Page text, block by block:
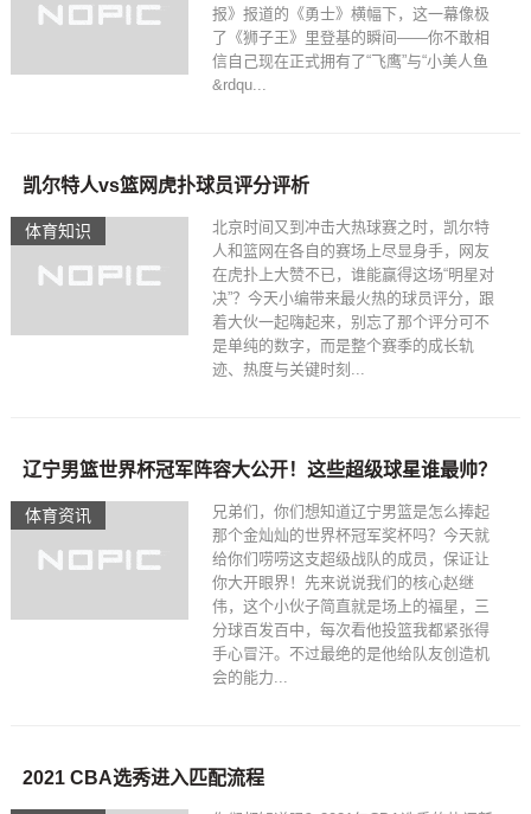
报》报道的《勇士》横幅下，这一幕像极
了《狮子王》里登基的瞬间——你不敢相
信自己现在正式拥有了“飞鹰”与“小美人鱼
&rdqu...
体育知识
凯尔特人vs篮网虎扑球员评分评析
北京时间又到冲击大热球赛之时，凯尔特
人和篮网在各自的赛场上尽显身手，网友
在虎扑上大赞不已，谁能赢得这场“明星对
决”？今天小编带来最火热的球员评分，跟
着大伙一起嗨起来，别忘了那个评分可不
是单纯的数字，而是整个赛季的成长轨
迹、热度与关键时刻...
体育资讯
辽宁男篮世界杯冠军阵容大公开！这些超级球星谁最帅？
兄弟们，你们想知道辽宁男篮是怎么捧起
那个金灿灿的世界杯冠军奖杯吗？今天就
给你们唠唠这支超级战队的成员，保证让
你大开眼界！先来说说我们的核心赵继
伟，这个小伙子简直就是场上的福星，三
分球百发百中，每次看他投篮我都紧张得
手心冒汗。不过最绝的是他给队友创造机
会的能力...
2021 CBA选秀进入匹配流程